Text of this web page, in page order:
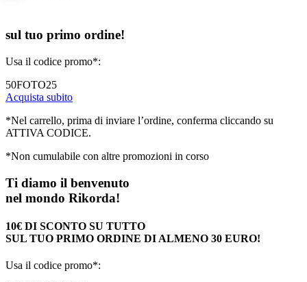
sul tuo primo ordine!
Usa il codice promo*:
50FOTO25
Acquista subito
*Nel carrello, prima di inviare l’ordine, conferma cliccando su
ATTIVA CODICE.
*Non cumulabile con altre promozioni in corso
Ti diamo il benvenuto
nel mondo Rikorda!
10€ DI SCONTO SU TUTTO
SUL TUO PRIMO ORDINE DI ALMENO 30 EURO!
Usa il codice promo*: